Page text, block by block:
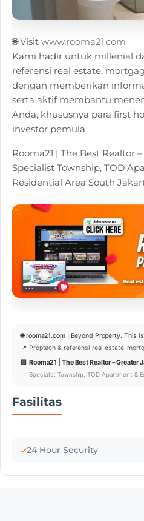
🌐 Visit www.rooma21.com
Kami hadir untuk millenial
referensi real estate,
dengan memberikan
serta aktif membantu
Anda, khususnya para first
investor pemula
Rooma21 | The Best Realtor
Specialist Township, TOD
Residential Area South
🌐rooma21.com| Beyond Property. This
📍 Proptech & referensi real estate,
🏢 Rooma21 | The Best Realtor – Greater
Specialist Township, TOD Apartment &
Fasilitas
24 Hour Security